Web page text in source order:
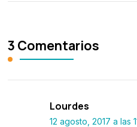
3 Comentarios
Lourdes
12 agosto, 2017 a las